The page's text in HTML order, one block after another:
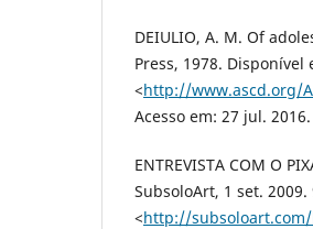
DEIULIO, A. M. Of
Press, 1978. Disponível
<http://www.ascd.org/
Acesso em: 27 jul. 2016.
ENTREVISTA COM O
SubsoloArt, 1 set.
<http://